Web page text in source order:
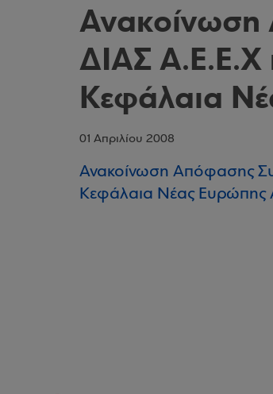
ΔΙΑΣ Α.Ε.Ε.Χ
Κεφάλαια
01 Απριλίου 2008
Ανακοίνωση Απόφασης
Κεφάλαια Νέας Ευρώπης